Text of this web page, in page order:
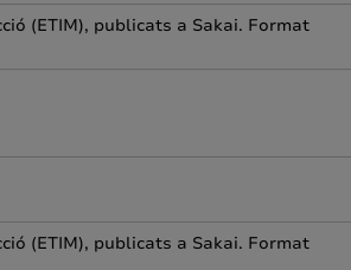
(ETIM), publicats a Sakai. Format
(ETIM), publicats a Sakai. Format